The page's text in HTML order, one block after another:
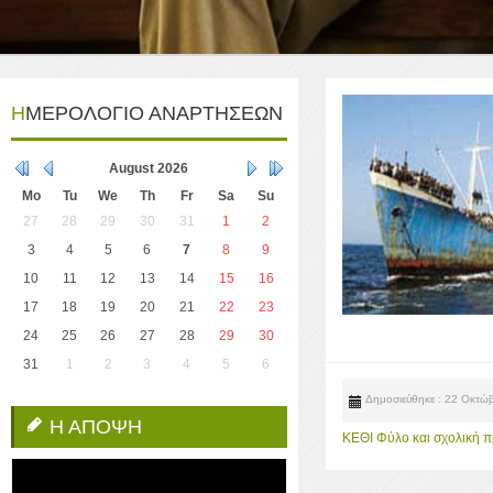
Δημοσιεύθηκε : 22
ΚΕΘΙ Φύλο και σχολική
ΗΜΕΡΟΛΟΓΙΟ ΑΝΑΡΤΗΣΕΩΝ
August 2026
Mo
Tu We Th Fr Sa
Su
27
28 29 30 31 1
2
3
4 5 6 7 8
9
10
11 12 13 14 15
16
17
18 19 20 21 22
23
24
25 26 27 28 29
30
31
1 2 3 4 5 6
Η ΑΠΟΨΗ